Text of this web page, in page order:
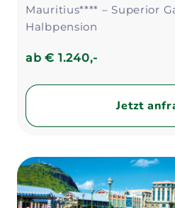
Mauritius**** – Superior
Halbpension
ab€ 1.240,-
Jetzt